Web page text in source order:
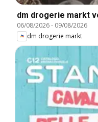
dm drogerie markt
06/08/2026- 09/08/2026
dm drogerie markt